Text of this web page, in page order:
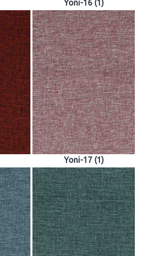
Yoni-16 (1)
Yoni-17 (1)